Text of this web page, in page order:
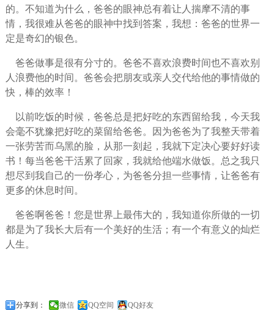
的。不知道为什么，爸爸的眼神总有着让人揣摩不清的事
情，我很难从爸爸的眼神中找到答案，我想：爸爸的世界一
定是奇幻的银色。
爸爸做事是很有分寸的。爸爸不喜欢浪费时间也不喜欢别
人浪费他的时间。爸爸会把朋友或亲人交代给他的事情做的
快，棒的效率！
以前吃饭的时候，爸爸总是把好吃的东西留给我，今天我
会毫不犹豫把好吃的菜留给爸爸。因为爸爸为了我整天带着
一张劳苦而乌黑的脸，从那一刻起，我就下定决心要好好读
书！每当爸爸干活累了回家，我就给他端水做饭。总之我只
想尽到我自己的一份孝心，为爸爸分担一些事情，让爸爸有
更多的休息时间。
爸爸啊爸爸！您是世界上最伟大的，我知道你所做的一切
都是为了我长大后有一个美好的生活；有一个有意义的灿烂
人生。
分享到： 微信 QQ空间 QQ好友